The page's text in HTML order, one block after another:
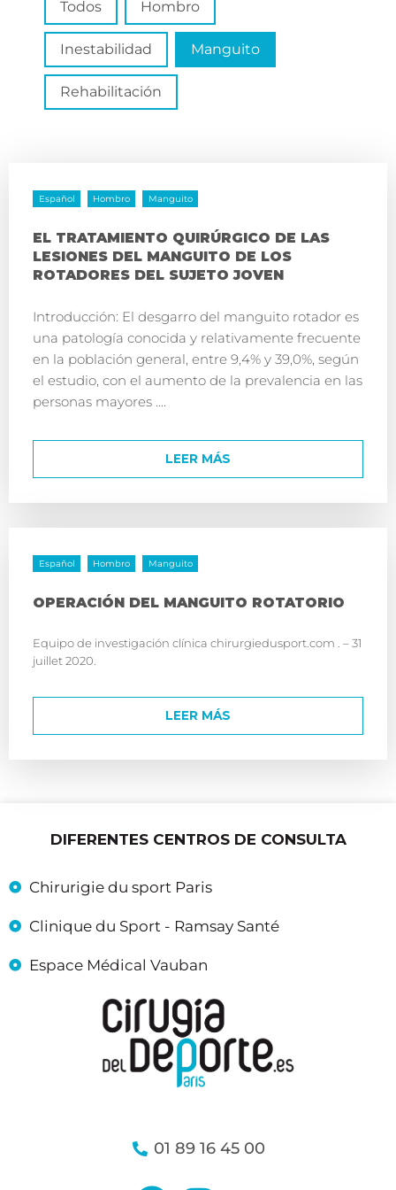
Todos Hombro
Inestabilidad Manguito
Rehabilitación
Español Hombro Manguito
EL TRATAMIENTO QUIRÚRGICO DE LAS
LESIONES DEL MANGUITO DE LOS
ROTADORES DEL SUJETO JOVEN
Introducción: El desgarro del manguito rotador es
una patología conocida y relativamente frecuente
en la población general, entre 9,4% y 39,0%, según
el estudio, con el aumento de la prevalencia en las
personas mayores ....
LEER MÁS
Español Hombro Manguito
OPERACIÓN DEL MANGUITO ROTATORIO
Equipo de investigación clínica chirurgiedusport.com . – 31
juillet 2020.
LEER MÁS
DIFERENTES CENTROS DE CONSULTA
Chirurigie du sport Paris
Clinique du Sport - Ramsay Santé
Espace Médical Vauban
01 89 16 45 00